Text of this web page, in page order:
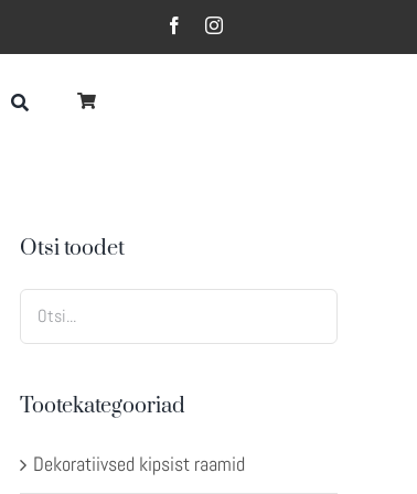
Otsi toodet
Tootekategooriad
Dekoratiivsed kipsist raamid